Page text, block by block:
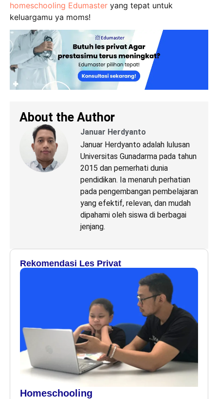
homeschooling Edumaster yang tepat untuk
keluargamu ya moms!
About the Author
Januar Herdyanto
Januar Herdyanto adalah lulusan
Universitas Gunadarma pada tahun
2015 dan pemerhati dunia
pendidikan. Ia menaruh perhatian
pada pengembangan pembelajaran
yang efektif, relevan, dan mudah
dipahami oleh siswa di berbagai
jenjang.
Rekomendasi Les Privat
Homeschooling